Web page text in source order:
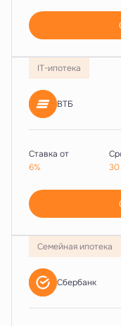
IT-ипотека
ВТБ
Ставка от
6%
30
Семейная ипотека
Сбербанк